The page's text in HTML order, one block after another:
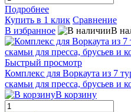
Подробнее
Купить в 1 клик Сравнение
В избранное
В
Быстрый просмотр
Комплекс для Воркаута из 7
скамьи для пресса, брусьев и
В корзину